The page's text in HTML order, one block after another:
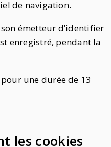
de navigation.
émetteur d’identifier
enregistré, pendant la
une durée de 13
les cookies